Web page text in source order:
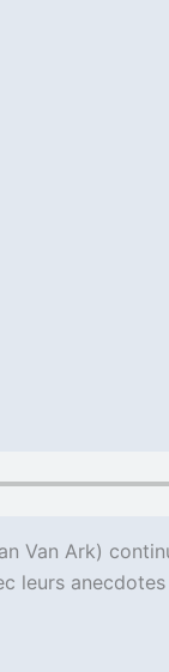
Van Ark)
leurs